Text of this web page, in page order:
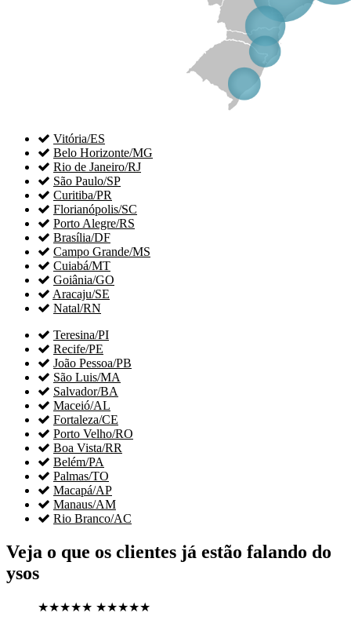
 Vitória/ES
 Belo Horizonte/MG
 Rio de Janeiro/RJ
 São Paulo/SP
 Curitiba/PR
 Florianópolis/SC
 Porto Alegre/RS
 Brasília/DF
 Campo Grande/MS
 Cuiabá/MT
 Goiânia/GO
 Aracaju/SE
 Natal/RN
 Teresina/PI
 Recife/PE
 João Pessoa/PB
 São Luis/MA
 Salvador/BA
 Maceió/AL
 Fortaleza/CE
 Porto Velho/RO
 Boa Vista/RR
 Belém/PA
 Palmas/TO
 Macapá/AP
 Manaus/AM
 Rio Branco/AC
Veja o que os clientes já estão falando do
ysos
★★★★★ ★★★★★